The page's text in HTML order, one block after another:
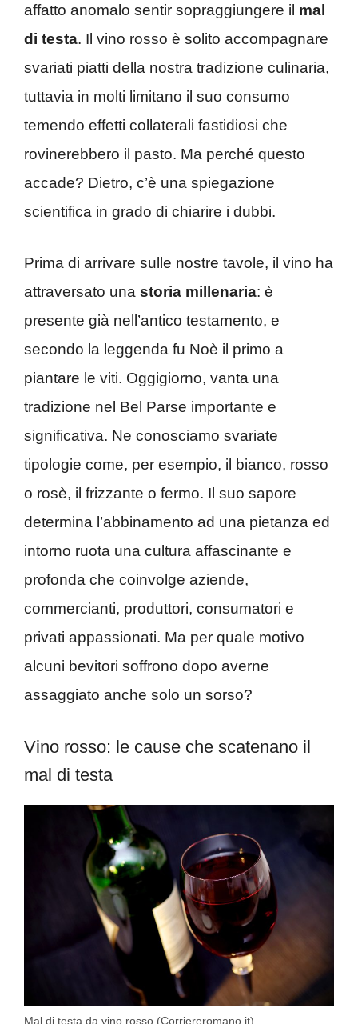
affatto anomalo sentir sopraggiungere il mal
di testa. Il vino rosso è solito accompagnare
svariati piatti della nostra tradizione culinaria,
tuttavia in molti limitano il suo consumo
temendo effetti collaterali fastidiosi che
rovinerebbero il pasto. Ma perché questo
accade? Dietro, c’è una spiegazione
scientifica in grado di chiarire i dubbi.
Prima di arrivare sulle nostre tavole, il vino ha
attraversato una storia millenaria: è
presente già nell’antico testamento, e
secondo la leggenda fu Noè il primo a
piantare le viti. Oggigiorno, vanta una
tradizione nel Bel Parse importante e
significativa. Ne conosciamo svariate
tipologie come, per esempio, il bianco, rosso
o rosè, il frizzante o fermo. Il suo sapore
determina l’abbinamento ad una pietanza ed
intorno ruota una cultura affascinante e
profonda che coinvolge aziende,
commercianti, produttori, consumatori e
privati appassionati. Ma per quale motivo
alcuni bevitori soffrono dopo averne
assaggiato anche solo un sorso?
Vino rosso: le cause che scatenano il
mal di testa
Mal di testa da vino rosso (Corriereromano.it)